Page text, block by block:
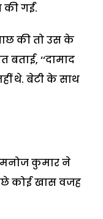
की गईं.
की तो उस के
बताई, ‘‘दामाद
थे. बेटी के साथ
मनोज कुमार ने
कोई खास वजह